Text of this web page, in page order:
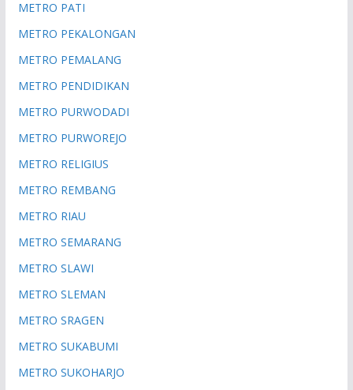
METRO PATI
METRO PEKALONGAN
METRO PEMALANG
METRO PENDIDIKAN
METRO PURWODADI
METRO PURWOREJO
METRO RELIGIUS
METRO REMBANG
METRO RIAU
METRO SEMARANG
METRO SLAWI
METRO SLEMAN
METRO SRAGEN
METRO SUKABUMI
METRO SUKOHARJO